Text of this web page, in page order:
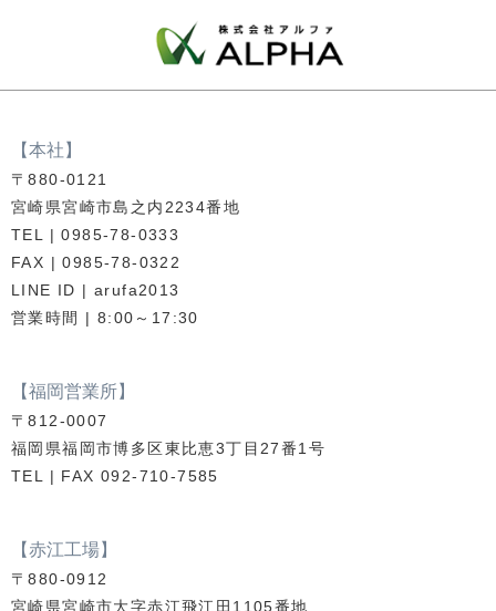
【本社】
〒880-0121
宮崎県宮崎市島之内2234番地
TEL | 0985-78-0333
FAX | 0985-78-0322
LINE ID | arufa2013
営業時間 | 8:00～17:30
【福岡営業所】
〒812-0007
福岡県福岡市博多区東比恵3丁目27番1号
TEL | FAX 092-710-7585
【赤江工場】
〒880-0912
宮崎県宮崎市大字赤江飛江田1105番地